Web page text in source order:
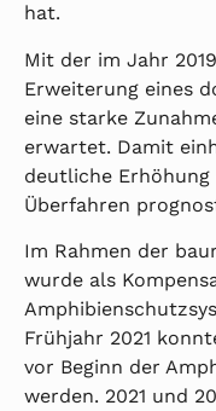
hat.
Mit der im Jahr
Erweiterung eines
eine starke
erwartet. Damit
deutliche
Überfahren
Im Rahmen der
wurde als
Frühjahr 2021
vor Beginn der
werden. 2021 und